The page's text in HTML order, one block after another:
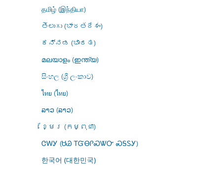
தமிழ் (இந்தியா)
తెలుగు (భారతదేశం)
ಕನ್ನಡ (ಭಾರತ)
മലയാളം (ഇന്ത്യ)
සිංහල (ශ්‍රී ලංකාව)
ไทย (ไทย)
ລາວ (ລາວ)
ខ្មែរ (កម្ពុជា)
ᏣᎳᎩ (ᏌᏊ ᎢᏳᎾᎵᏍᏔᏅ ᏍᎦᏚᎩ)
한국어 (대한민국)